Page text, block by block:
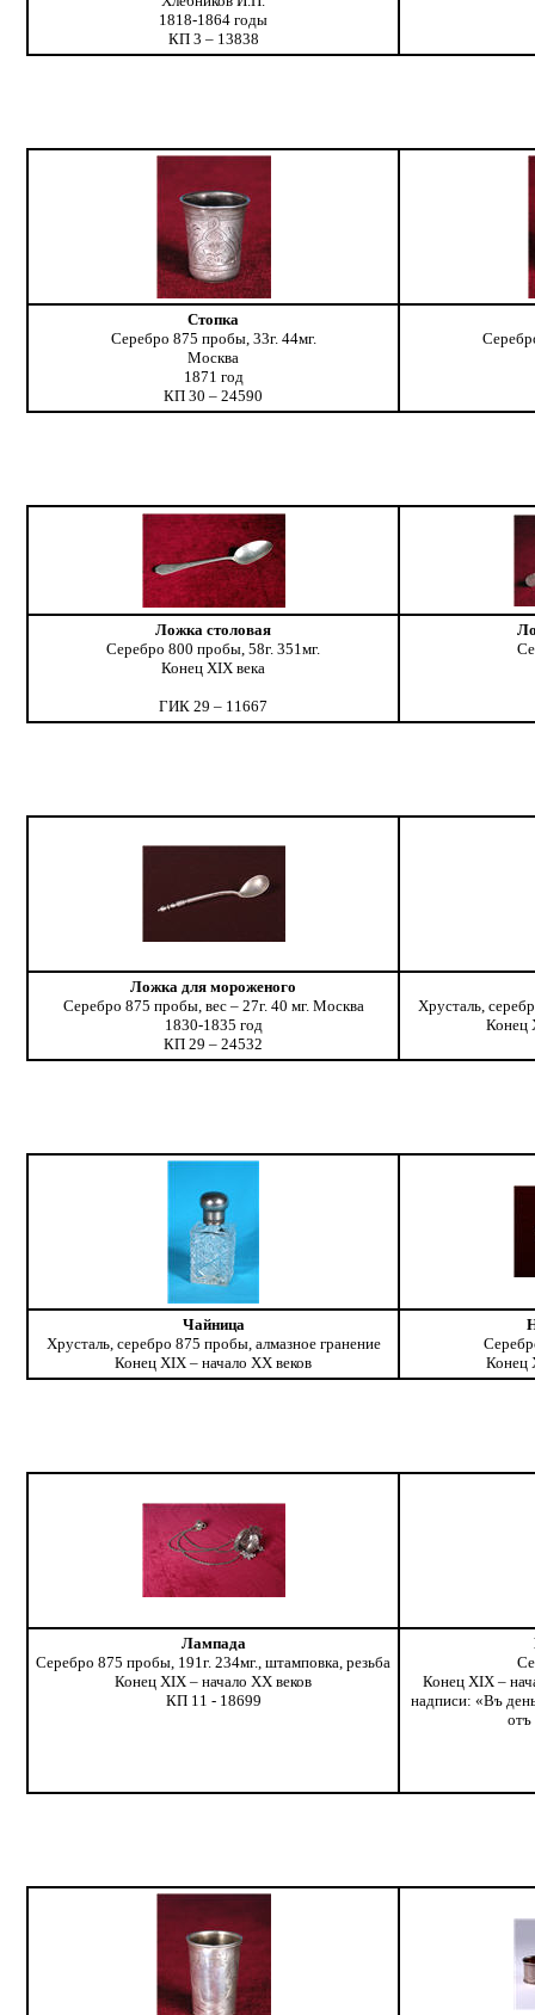
1818-1864 годы
КП 3 – 13838
Стопка
Серебро 875 пробы, 33г. 44мг.
Москва
1871 год
КП 30 – 24590
Ложка столовая
Серебро 800 пробы, 58г. 351мг.
Конец XIX века
ГИК 29 – 11667
Ложка для мороженого
Серебро 875 пробы, вес – 27г. 40 мг. Москва
1830-1835 год
КП 29 – 24532
Хрусталь,
Конец
Чайница
Хрусталь, серебро 875 пробы, алмазное гранение
Конец XIX – начало ХХ веков
Конец
Лампада
Серебро 875 пробы, 191г. 234мг., штамповка, резьба
Конец XIX – начало ХХ веков
КП 11 - 18699
Конец XIX –
надписи: «Въ